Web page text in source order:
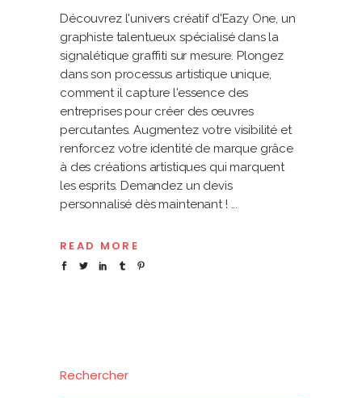
Découvrez l'univers créatif d'Eazy One, un
graphiste talentueux spécialisé dans la
signalétique graffiti sur mesure. Plongez
dans son processus artistique unique,
comment il capture l'essence des
entreprises pour créer des œuvres
percutantes. Augmentez votre visibilité et
renforcez votre identité de marque grâce
à des créations artistiques qui marquent
les esprits. Demandez un devis
personnalisé dès maintenant !
READ MORE
Rechercher